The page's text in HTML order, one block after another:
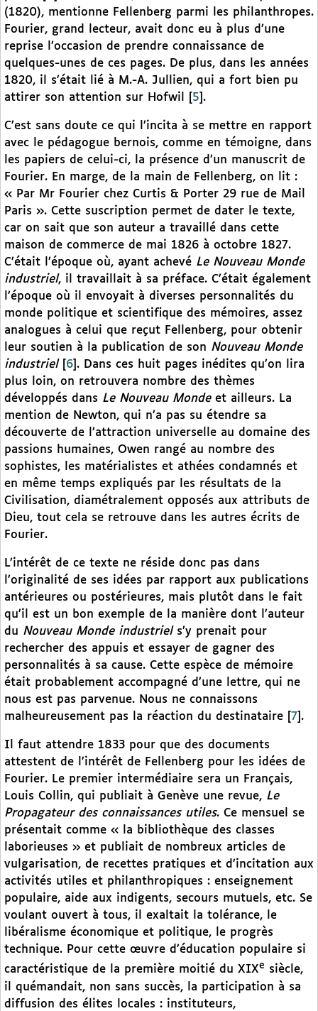
(1820), mentionne Fellenberg parmi les philanthropes.
Fourier, grand lecteur, avait donc eu à plus d’une
reprise l’occasion de prendre connaissance de
quelques-unes de ces pages. De plus, dans les années
1820, il s’était lié à M.-A. Jullien, qui a fort bien pu
attirer son attention sur Hofwil
5 .
C’est sans doute ce qui l’incita à se mettre en rapport
avec le pédagogue bernois, comme en témoigne, dans
les papiers de celui-ci, la présence d’un manuscrit de
Fourier. En marge, de la main de Fellenberg, on lit :
« Par Mr Fourier chez Curtis & Porter 29 rue de Mail
Paris ». Cette suscription permet de dater le texte,
car on sait que son auteur a travaillé dans cette
maison de commerce de mai 1826 à octobre 1827.
C’était l’époque où, ayant achevé Le Nouveau Monde
industriel, il travaillait à sa préface. C’était également
l’époque où il envoyait à diverses personnalités du
monde politique et scientifique des mémoires, assez
analogues à celui que reçut Fellenberg, pour obtenir
leur soutien à la publication de son Nouveau Monde
industriel[ 6 . Dans ces huit pages inédites qu’on lira
plus loin, on retrouvera nombre des thèmes
développés dans Le Nouveau Mondeet ailleurs. La
mention de Newton, qui n’a pas su étendre sa
découverte de l’attraction universelle au domaine des
passions humaines, Owen rangé au nombre des
sophistes, les matérialistes et athées condamnés et
en même temps expliqués par les résultats de la
Civilisation, diamétralement opposés aux attributs de
Dieu, tout cela se retrouve dans les autres écrits de
Fourier.
L’intérêt de ce texte ne réside donc pas dans
l’originalité de ses idées par rapport aux publications
antérieures ou postérieures, mais plutôt dans le fait
qu’il est un bon exemple de la manière dont l’auteur
du Nouveau Monde industriels’y prenait pour
rechercher des appuis et essayer de gagner des
personnalités à sa cause. Cette espèce de mémoire
était probablement accompagné d’une lettre, qui ne
nous est pas parvenue. Nous ne connaissons
malheureusement pas la réaction du destinataire
7 .
Il faut attendre 1833 pour que des documents
attestent de l’intérêt de Fellenberg pour les idées de
Fourier. Le premier intermédiaire sera un Français,
Louis Collin, qui publiait à Genève une revue, Le
Propagateur des connaissances utiles. Ce mensuel se
présentait comme « la bibliothèque des classes
laborieuses » et publiait de nombreux articles de
vulgarisation, de recettes pratiques et d’incitation aux
activités utiles et philanthropiques : enseignement
populaire, aide aux indigents, secours mutuels, etc. Se
voulant ouvert à tous, il exaltait la tolérance, le
libéralisme économique et politique, le progrès
technique. Pour cette œuvre d’éducation populaire si
caractéristique de la première moitié du XIXe siècle,
il quémandait, non sans succès, la participation à sa
diffusion des élites locales : instituteurs,